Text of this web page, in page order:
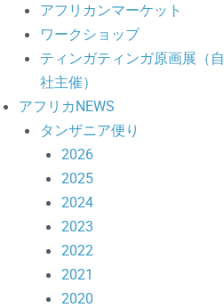
アフリカンマーケット
ワークショップ
ティンガティンガ原画展（自
社主催）
アフリカNEWS
タンザニア便り
2026
2025
2024
2023
2022
2021
2020